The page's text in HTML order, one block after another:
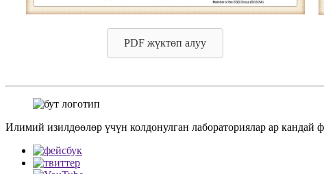
PDF жүктөп алуу
Илимий изилдөөлөр үчүн колдонулган лабораториялар ар кандай